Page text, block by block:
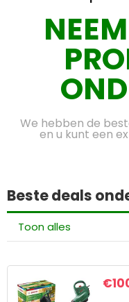
We hebben de
en u kunt een
Beste deals
Toon alles
€